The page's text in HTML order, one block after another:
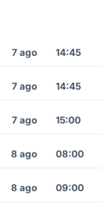
7 ago 14:45
7 ago 14:45
7 ago 15:00
8 ago 08:00
8 ago 09:00